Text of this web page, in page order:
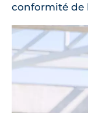
conformité de